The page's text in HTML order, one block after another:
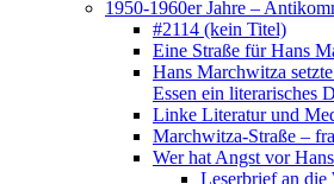
1950-1960er Jahre –
#2114 (kein Titel)
Eine Straße für Hans
Hans Marchwitza
Essen ein literarisches
Linke Literatur und
Marchwitza-Straße –
Wer hat Angst vor
Leserbrief an die